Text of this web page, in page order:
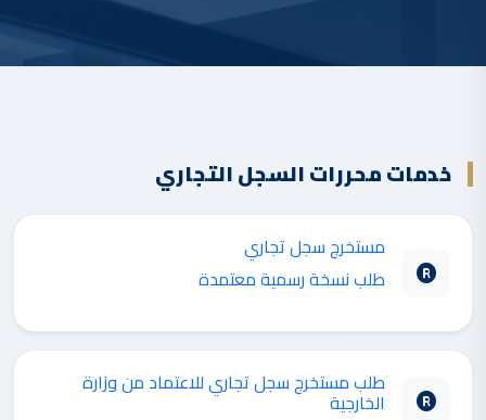
خدمات محررات السجل التجاري
مستخرج سجل تجاري
طلب نسخة رسمية معتمدة
طلب مستخرج سجل تجاري للاعتماد من وزارة
الخارجية